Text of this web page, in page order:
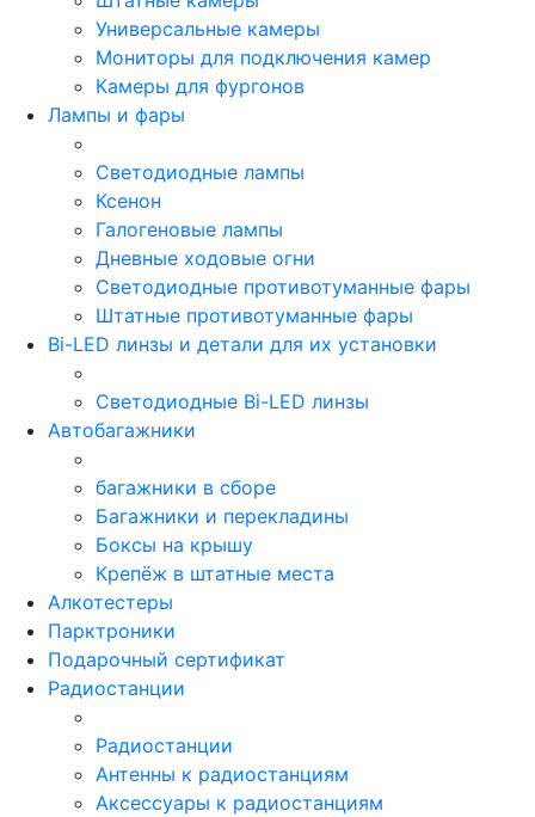
Универсальные камеры
Мониторы для подключения камер
Камеры для фургонов
Лампы и фары
Светодиодные лампы
Ксенон
Галогеновые лампы
Дневные ходовые огни
Светодиодные противотуманные фары
Штатные противотуманные фары
Bi-LED линзы и детали для их установки
Светодиодные Bi-LED линзы
Автобагажники
багажники в сборе
Багажники и перекладины
Боксы на крышу
Крепёж в штатные места
Алкотестеры
Парктроники
Подарочный сертификат
Радиостанции
Радиостанции
Антенны к радиостанциям
Аксессуары к радиостанциям